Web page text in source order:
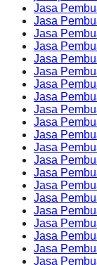
Jasa
Jasa
Jasa
Jasa
Jasa
Jasa
Jasa
Jasa
Jasa
Jasa
Jasa
Jasa
Jasa
Jasa
Jasa
Jasa
Jasa
Jasa
Jasa
Jasa
Jasa